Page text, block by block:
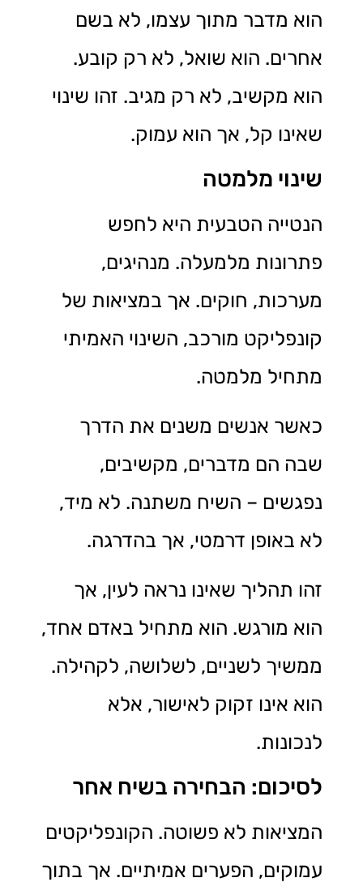
הוא מדבר מתוך עצמו, לא בשם
אחרים. הוא שואל, לא רק קובע.
הוא מקשיב, לא רק מגיב. זהו שינוי
שאינו קל, אך הוא עמוק.
שינוי מלמטה
הנטייה הטבעית היא לחפש
פתרונות מלמעלה. מנהיגים,
מערכות, חוקים. אך במציאות של
קונפליקט מורכב, השינוי האמיתי
מתחיל מלמטה.
כאשר אנשים משנים את הדרך
שבה הם מדברים, מקשיבים,
נפגשים – השיח משתנה. לא מיד,
לא באופן דרמטי, אך בהדרגה.
זהו תהליך שאינו נראה לעין, אך
הוא מורגש. הוא מתחיל באדם אחד,
ממשיך לשניים, לשלושה, לקהילה.
הוא אינו זקוק לאישור, אלא
לנכונות.
לסיכום: הבחירה בשיח אחר
המציאות לא פשוטה. הקונפליקטים
עמוקים, הפערים אמיתיים. אך בתוך